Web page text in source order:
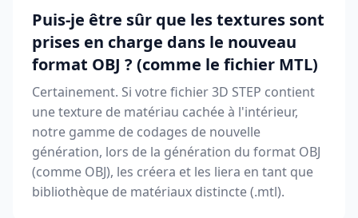
Puis-je être sûr que les textures sont
prises en charge dans le nouveau
format OBJ ? (comme le fichier MTL)
Certainement. Si votre fichier 3D STEP contient
une texture de matériau cachée à l'intérieur,
notre gamme de codages de nouvelle
génération, lors de la génération du format OBJ
(comme OBJ), les créera et les liera en tant que
bibliothèque de matériaux distincte (.mtl).